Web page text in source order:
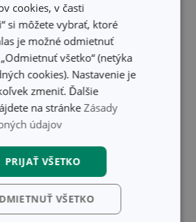
1. 2023. Ponuka je platná do
na predajni. Stačí si vybrať
www.tescoma.ska zvoliť možnosť
predajni.Pri výbere predajne
dostupnosťvýrobkov.
už za niekoľko hodín
za dopravné a tovar si pred
všetkých zapojených
cookies, v časti
si môžete vybrať, ktoré
je možné odmietnuť
všetko“ (netýka
cookies). Nastavenie je
zmeniť. Ďalšie
na stránkeZásady
údajov
PRIJAŤ VŠETKO
VŠETKO